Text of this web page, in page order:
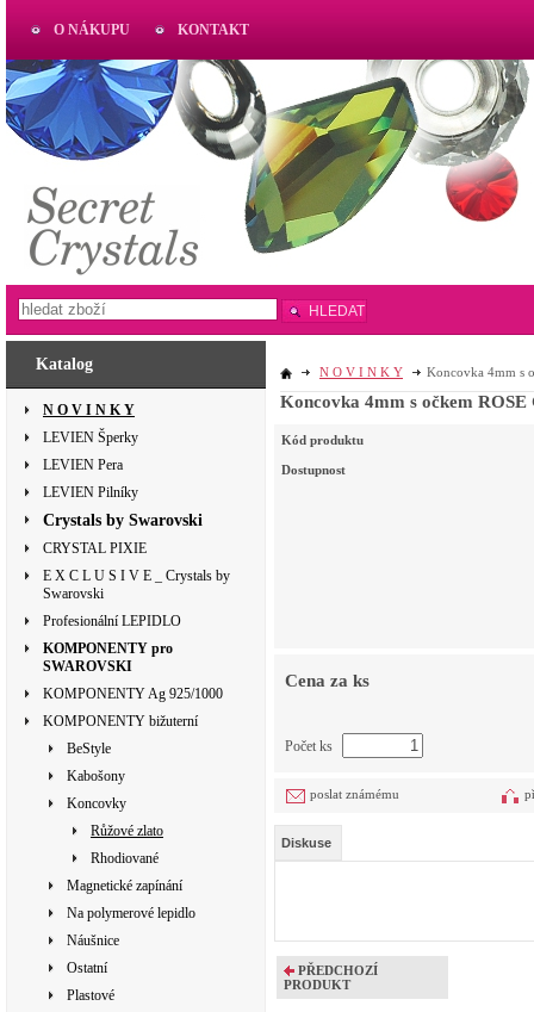
Katalog
N O V I N K Y
LEVIEN Šperky
LEVIEN Pera
LEVIEN Pilníky
Crystals by Swarovski
CRYSTAL PIXIE
E X C L U S I V E _ Crystals by
Swarovski
Profesionální LEPIDLO
KOMPONENTY pro
SWAROVSKI
KOMPONENTY Ag 925/1000
KOMPONENTY bižuterní
BeStyle
Kabošony
Koncovky
Růžové zlato
Rhodiované
Magnetické zapínání
Na polymerové lepidlo
Náušnice
Ostatní
Plastové
N O V I N K Y Koncovka 4mm s
Koncovka 4mm s očkem
Kód produktu
Dostupnost
Cena za ks
Počet ks
poslat známému
Diskuse
PŘEDCHOZÍ
PRODUKT
O NÁKUPU KONTAKT
AKTUAL
www.aktual-koralky.cz
HLEDAT